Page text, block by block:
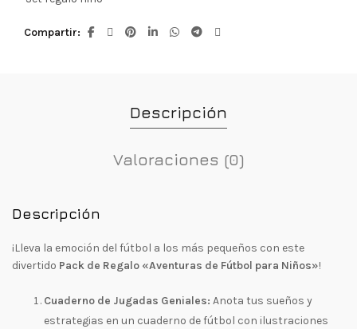
Compartir
Descripción
Valoraciones (0)
Descripción
¡Lleva la emoción del fútbol a los más pequeños con este
divertido Pack de Regalo «Aventuras de Fútbol para Niños»!
Cuaderno de Jugadas Geniales: Anota tus sueños y
estrategias en un cuaderno de fútbol con ilustraciones